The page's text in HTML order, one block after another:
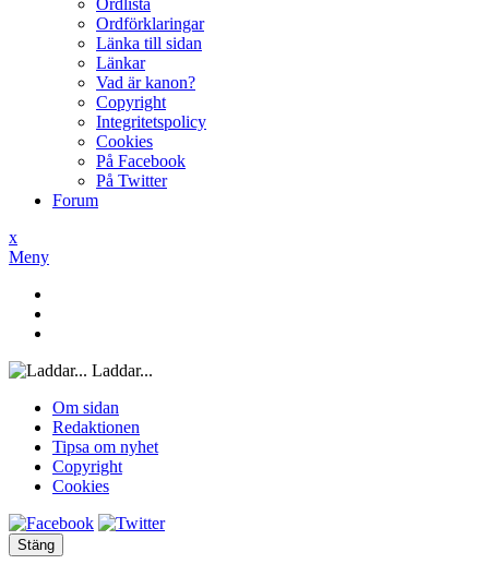
Ordlista
Ordförklaringar
Länka till sidan
Länkar
Vad är kanon?
Copyright
Integritetspolicy
Cookies
På Facebook
På Twitter
Forum
x
Meny
Laddar...
Om sidan
Redaktionen
Tipsa om nyhet
Copyright
Cookies
Stäng